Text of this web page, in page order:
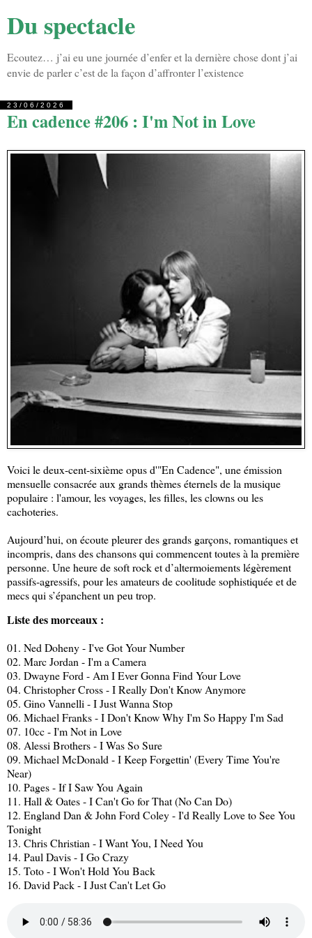
Du spectacle
Ecoutez… j’ai eu une journée d’enfer et la dernière chose dont j’ai
envie de parler c’est de la façon d’affronter l’existence
23/06/2026
En cadence #206 : I'm Not in Love
Voici le deux-cent-sixième opus d'"En Cadence", une émission
mensuelle consacrée aux grands thèmes éternels de la musique
populaire : l'amour, les voyages, les filles, les clowns ou les
cachoteries.
Aujourd’hui, on écoute pleurer des grands garçons, romantiques et
incompris, dans des chansons qui commencent toutes à la première
personne. Une heure de soft rock et d’altermoiements légèrement
passifs‑agressifs, pour les amateurs de coolitude sophistiquée et de
mecs qui s’épanchent un peu trop.
Liste des morceaux :
01. Ned Doheny - I've Got Your Number
02. Marc Jordan - I'm a Camera
03. Dwayne Ford - Am I Ever Gonna Find Your Love
04. Christopher Cross - I Really Don't Know Anymore
05. Gino Vannelli - I Just Wanna Stop
06. Michael Franks - I Don't Know Why I'm So Happy I'm Sad
07. 10cc - I'm Not in Love
08. Alessi Brothers - I Was So Sure
09. Michael McDonald - I Keep Forgettin' (Every Time You're
Near)
10. Pages - If I Saw You Again
11. Hall & Oates - I Can't Go for That (No Can Do)
12. England Dan & John Ford Coley - I'd Really Love to See You
Tonight
13. Chris Christian - I Want You, I Need You
14. Paul Davis - I Go Crazy
15. Toto - I Won't Hold You Back
16. David Pack - I Just Can't Let Go